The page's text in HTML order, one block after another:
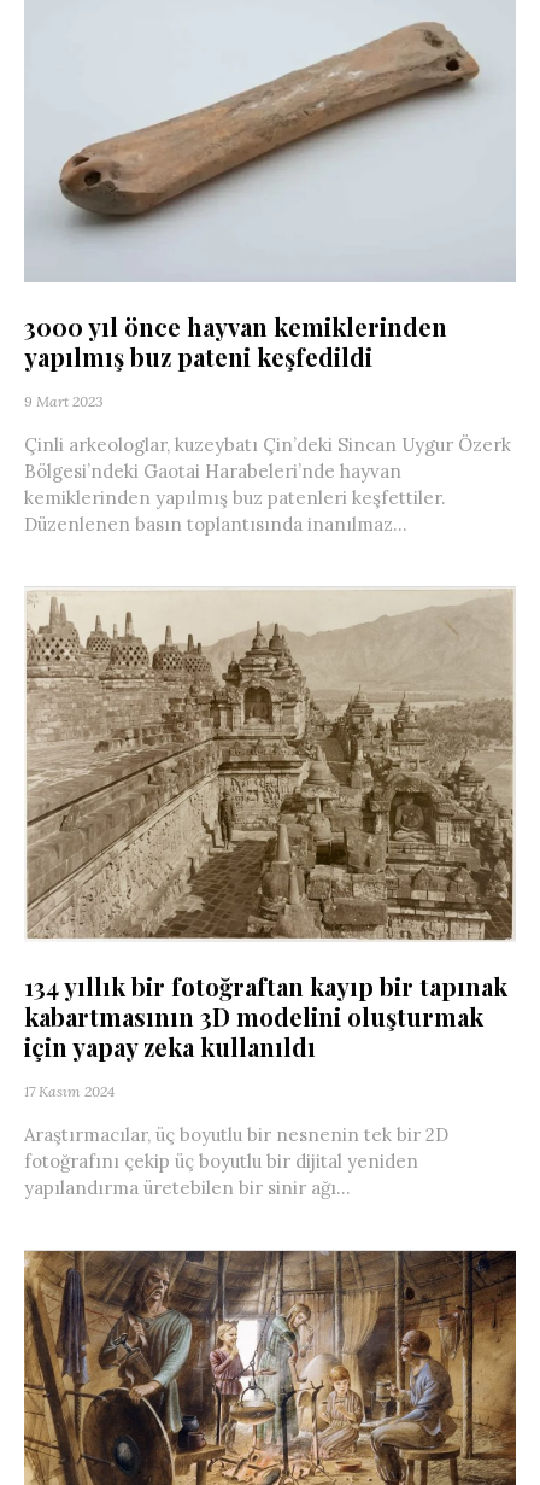
3000 yıl önce hayvan kemiklerinden
yapılmış buz pateni keşfedildi
9 Mart 2023
Çinli arkeologlar, kuzeybatı Çin’deki Sincan Uygur Özerk
Bölgesi’ndeki Gaotai Harabeleri’nde hayvan
kemiklerinden yapılmış buz patenleri keşfettiler.
Düzenlenen basın toplantısında inanılmaz...
134 yıllık bir fotoğraftan kayıp bir tapınak
kabartmasının 3D modelini oluşturmak
için yapay zeka kullanıldı
17 Kasım 2024
Araştırmacılar, üç boyutlu bir nesnenin tek bir 2D
fotoğrafını çekip üç boyutlu bir dijital yeniden
yapılandırma üretebilen bir sinir ağı...